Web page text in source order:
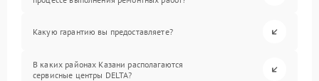
Какую гарантию вы предоставляете?
В каких районах Казани располагаются
сервисные центры DELTA?